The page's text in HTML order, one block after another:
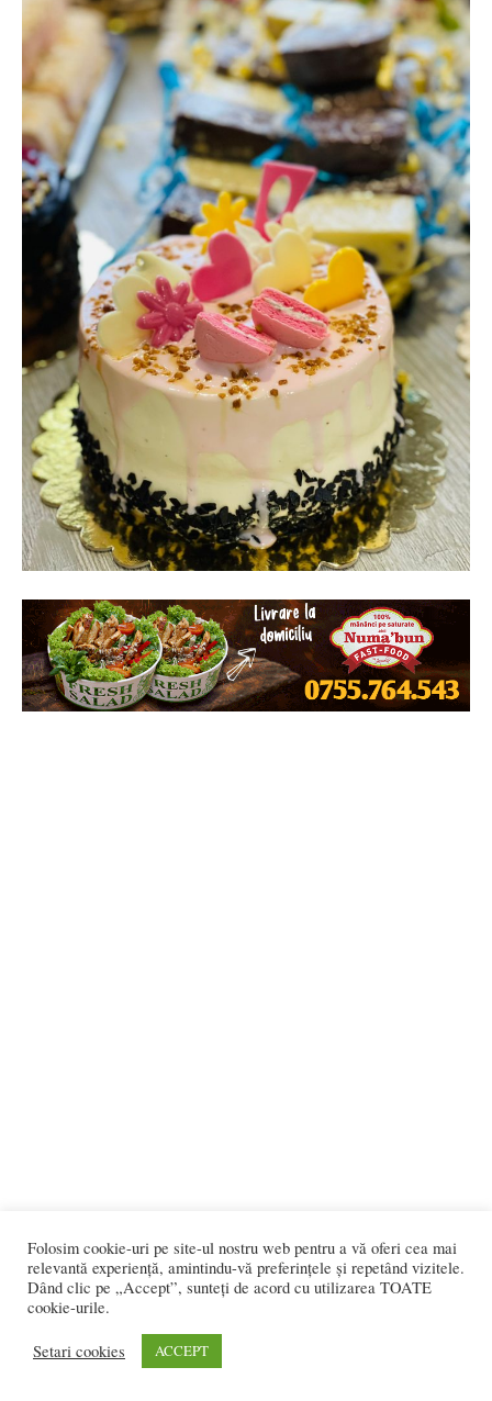
ETICHETE desert Merigo
dulciuri de post Merigo
Gelaterie Cofetarie Merigo
platou craciun Merigo torturi Merigo
Folosim cookie-uri pe site-ul nostru web pentru a vă oferi cea mai
relevantă experiență, amintindu-vă preferințele și repetând vizitele.
Dând clic pe „Accept”, sunteți de acord cu utilizarea TOATE
cookie-urile.
Setari cookies ACCEPT